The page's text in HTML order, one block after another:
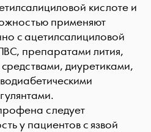
кислоте и
применяют
с ацетилсалициловой
препаратами лития,
диуретиками,
следует
у пациентов с язвой